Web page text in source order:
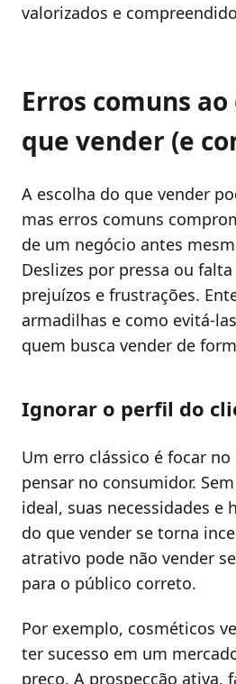
valorizados e
Erros comuns
que vender (e
A escolha do que vender
mas erros comuns
de um negócio antes
Deslizes por pressa ou
prejuízos e frustrações.
armadilhas e como evitá-
quem busca vender de
Ignorar o perfil do
Um erro clássico é focar
pensar no consumidor.
ideal, suas necessidades e
do que vender se torna
atrativo pode não vender
para o público correto.
Por exemplo, cosméticos
ter sucesso em um
preço. A prospecção ativa,